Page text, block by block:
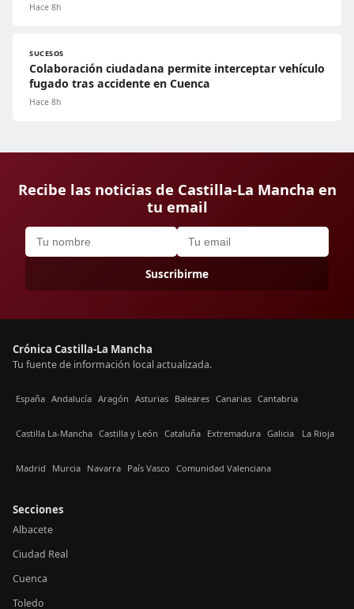
Hace 8h
SUCESOS
Colaboración ciudadana permite interceptar vehículo
fugado tras accidente en Cuenca
Hace 8h
Recibe las noticias de Castilla-La Mancha en
tu email
Suscribirme
Crónica Castilla-La Mancha
Tu fuente de información local actualizada.
España Andalucía Aragón Asturias Baleares Canarias Cantabria
Castilla La-Mancha Castilla y León Cataluña Extremadura Galicia La Rioja
Madrid Murcia Navarra País Vasco Comunidad Valenciana
Secciones
Albacete
Ciudad Real
Cuenca
Toledo